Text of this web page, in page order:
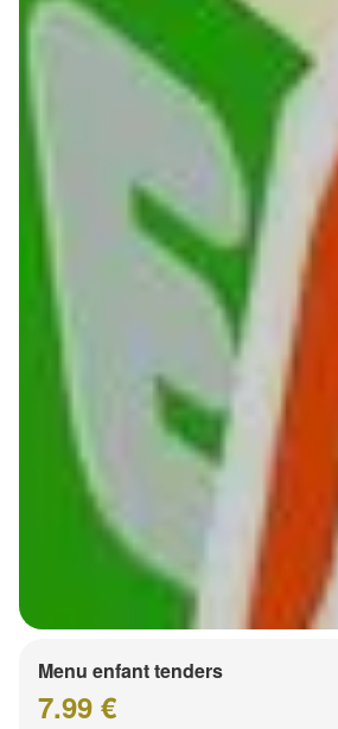
Menu enfant tenders
7.99 €